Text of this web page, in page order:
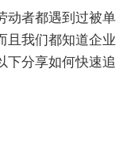
动者都遇到过被单
且我们都知道企业
下分享如何快速追